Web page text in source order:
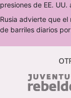
presiones de EE. UU.
Rusia advierte que
de barriles diarios